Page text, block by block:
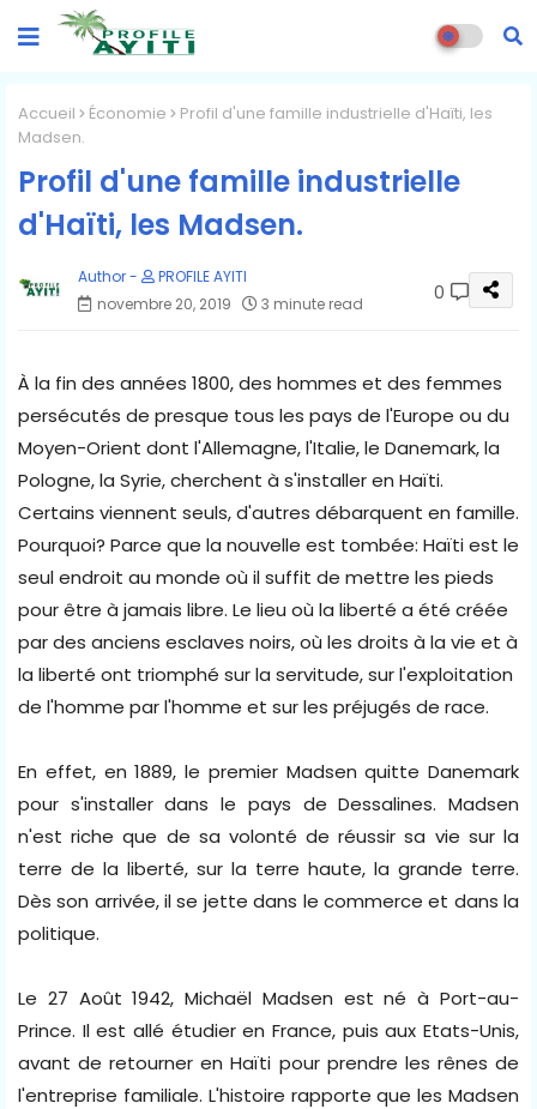
Accueil Économie
Profil d'une famille industrielle d'Haïti, les
Madsen.
Profil d'une famille industrielle
d'Haïti, les Madsen.
PROFILE AYITI
novembre 20, 2019
3 minute read 0
À la fin des années 1800, des hommes et des femmes
persécutés de presque tous les pays de l'Europe ou du
Moyen-Orient dont l'Allemagne, l'Italie, le Danemark, la
Pologne, la Syrie, cherchent à s'installer en Haïti.
Certains viennent seuls, d'autres débarquent en famille.
Pourquoi? Parce que la nouvelle est tombée: Haïti est le
seul endroit au monde où il suffit de mettre les pieds
pour être à jamais libre. Le lieu où la liberté a été créée
par des anciens esclaves noirs, où les droits à la vie et à
la liberté ont triomphé sur la servitude, sur l'exploitation
de l'homme par l'homme et sur les préjugés de race.
En effet, en 1889, le premier Madsen quitte Danemark
pour s'installer dans le pays de Dessalines. Madsen
n'est riche que de sa volonté de réussir sa vie sur la
terre de la liberté, sur la terre haute, la grande terre.
Dès son arrivée, il se jette dans le commerce et dans la
politique.
Le 27 Août 1942, Michaël Madsen est né à Port-au-
Prince. Il est allé étudier en France, puis aux Etats-Unis,
avant de retourner en Haïti pour prendre les rênes de
l'entreprise familiale. L'histoire rapporte que les Madsen